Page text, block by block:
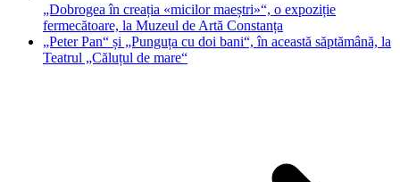
„Dobrogea în creația «micilor maeștri»“, o expoziție
fermecătoare, la Muzeul de Artă Constanța
„Peter Pan“ și „Punguța cu doi bani“, în această săptămână, la
Teatrul „Căluțul de mare“